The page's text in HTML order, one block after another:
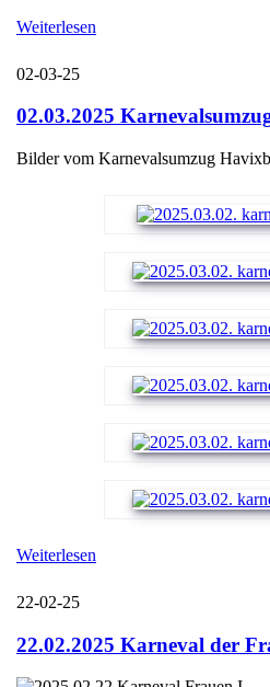
Weiterlesen
02-03-25
02.03.2025
Bilder vom Karnevalsumzug
Weiterlesen
22-02-25
22.02.2025 Karneval der